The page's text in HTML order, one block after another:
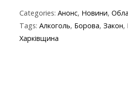
e
b
itt
er
e
gr
er at
Categories: Анонс, Новини,
Tags: Алкоголь, Борова, Закон,
Харківщина